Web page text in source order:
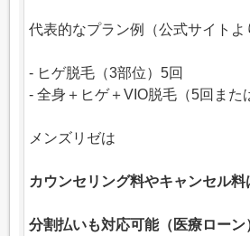
代表的なプラン例（公式サイトよ
- ヒゲ脱毛（3部位）5回
- 全身＋ヒゲ＋VIO脱毛（5回また
メンズリゼは
カウンセリング料やキャンセル料
分割払いも対応可能（医療ローン